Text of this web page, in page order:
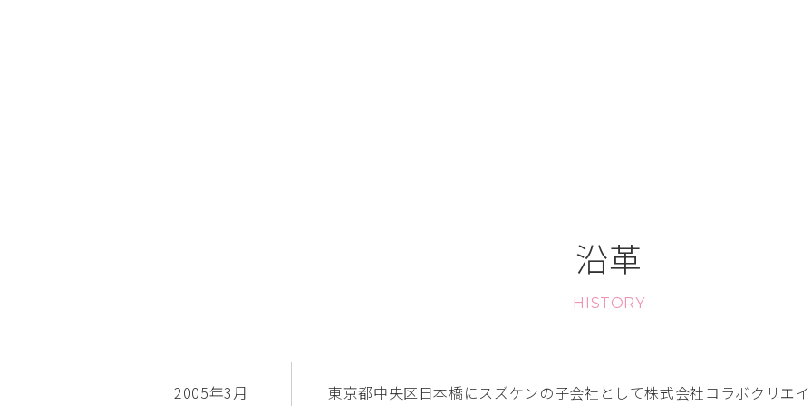
沿革
HISTORY
2005年3月 東京都中央区日本橋にスズケンの子会社として株式会社コラボクリエ